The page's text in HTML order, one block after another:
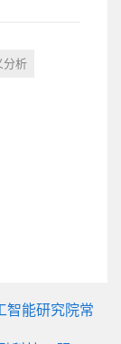
分析
智能研究院常